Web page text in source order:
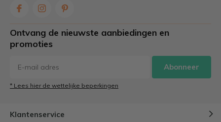
Ontvang de nieuwste aanbiedingen en
promoties
Abonneer
* Lees hier de wettelijke beperkingen
Klantenservice